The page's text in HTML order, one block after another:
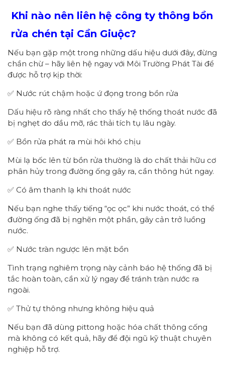
Khi nào nên liên hệ công ty thông bồn
rửa chén tại Cần Giuộc?
Nếu bạn gặp một trong những dấu hiệu dưới đây, đừng
chần chừ – hãy liên hệ ngay với Môi Trường Phát Tài để
được hỗ trợ kịp thời:
✅ Nước rút chậm hoặc ứ đọng trong bồn rửa
Dấu hiệu rõ ràng nhất cho thấy hệ thống thoát nước đã
bị nghẹt do dầu mỡ, rác thải tích tụ lâu ngày.
✅ Bồn rửa phát ra mùi hôi khó chịu
Mùi lạ bốc lên từ bồn rửa thường là do chất thải hữu cơ
phân hủy trong đường ống gây ra, cần thông hút ngay.
✅ Có âm thanh lạ khi thoát nước
Nếu bạn nghe thấy tiếng “ọc ọc” khi nước thoát, có thể
đường ống đã bị nghẽn một phần, gây cản trở luồng
nước.
✅ Nước tràn ngược lên mặt bồn
Tình trạng nghiêm trọng này cảnh báo hệ thống đã bị
tắc hoàn toàn, cần xử lý ngay để tránh tràn nước ra
ngoài.
✅ Thử tự thông nhưng không hiệu quả
Nếu bạn đã dùng pittong hoặc hóa chất thông cống
mà không có kết quả, hãy để đội ngũ kỹ thuật chuyên
nghiệp hỗ trợ.